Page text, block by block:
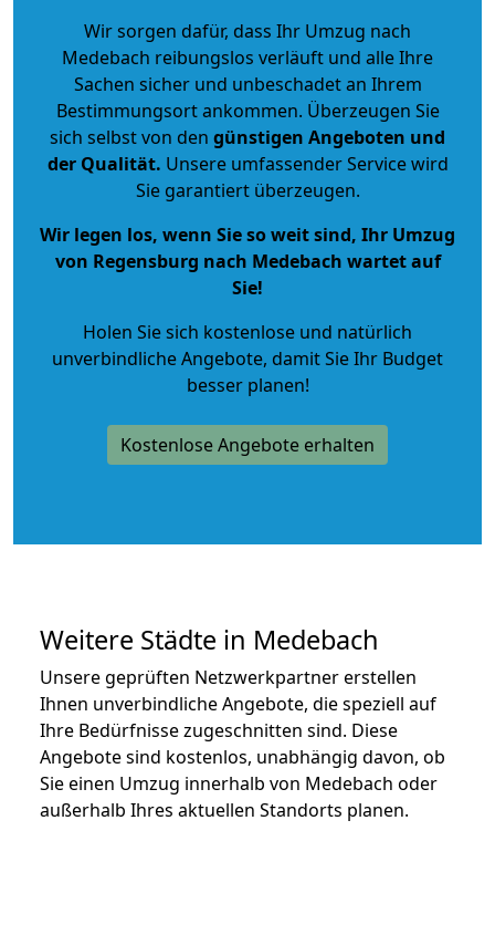
Wir sorgen dafür, dass Ihr Umzug nach
Medebach reibungslos verläuft und alle Ihre
Sachen sicher und unbeschadet an Ihrem
Bestimmungsort ankommen. Überzeugen Sie
sich selbst von den günstigen Angeboten und
der Qualität. Unsere umfassender Service wird
Sie garantiert überzeugen.
Wir legen los, wenn Sie so weit sind, Ihr Umzug
von Regensburg nach Medebach wartet auf
Sie!
Holen Sie sich kostenlose und natürlich
unverbindliche Angebote, damit Sie Ihr Budget
besser planen!
Kostenlose Angebote erhalten
Weitere Städte in Medebach
Unsere geprüften Netzwerkpartner erstellen
Ihnen unverbindliche Angebote, die speziell auf
Ihre Bedürfnisse zugeschnitten sind. Diese
Angebote sind kostenlos, unabhängig davon, ob
Sie einen Umzug innerhalb von Medebach oder
außerhalb Ihres aktuellen Standorts planen.